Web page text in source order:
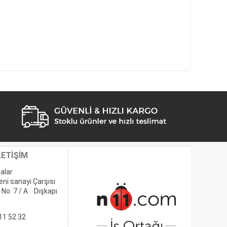
sanayi Çarşısı
7 / A Dışkapı
52 32